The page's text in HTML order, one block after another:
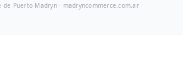
Puerto Madryn · madryncommerce.com.ar